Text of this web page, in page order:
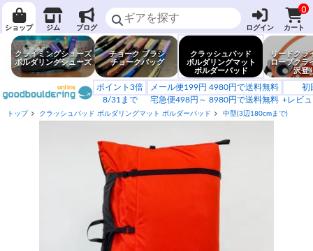
ショップ ジム ブログ ログイン
0
カート
クライミングシューズ
ボルダリングシューズ
チョーク ブラシ
チョークバッグ
クラッシュパッド
ボルダリングマット
ボルダーパッド
リードクラ
ロープクラ
沢登
ポイント3倍
8/31まで
メール便199円 4980円で送料無料
宅急便498円～ 8980円で送料無料
初
+レビ
トップ クラッシュパッド ボルダリングマット ボルダーパッド 中型(3辺180cmまで)